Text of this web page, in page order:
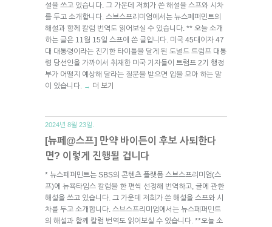
설을 쓰고 있습니다. 그 가운데 저희가 쓴 해설을 스프와 시차
를 두고 소개합니다. 스브스프리미엄에서는 뉴스페퍼민트의
해설과 함께 칼럼 번역도 읽어보실 수 있습니다. ** 오늘 소개
하는 글은 11월 15일 스프에 쓴 글입니다. 미국 45대이자 47
대 대통령이라는 진기한 타이틀을 달게 된 도널드 트럼프 대통
령 당선인을 가까이서 취재한 미국 기자들이 트럼프 2기 행정
부가 어떨지 예상해 달라는 질문을 받으면 입을 모아 하는 말
이 있습니다.
→ 더 보기
2024년 8월 23일.
[뉴페@스프] 만약 바이든이 후보 사퇴한다
면? 이렇게 진행될 겁니다
* 뉴스페퍼민트는 SBS의 콘텐츠 플랫폼 스브스프리미엄(스
프)에 뉴욕타임스 칼럼을 한 편씩 선정해 번역하고, 글에 관한
해설을 쓰고 있습니다. 그 가운데 저희가 쓴 해설을 스프와 시
차를 두고 소개합니다. 스브스프리미엄에서는 뉴스페퍼민트
의 해설과 함께 칼럼 번역도 읽어보실 수 있습니다. **오늘 소